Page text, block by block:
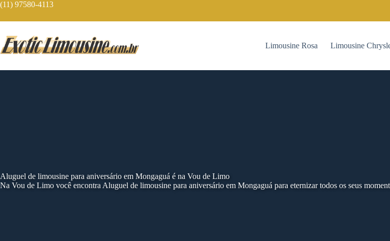
Skip
content
(11) 97580-4113
Limousine Rosa Limousine
Aluguel de limousine para aniversário em Mongaguá é na Vou de Limo
Na Vou de Limo você encontra Aluguel de limousine para aniversário em Mongaguá para eternizar todos os seus